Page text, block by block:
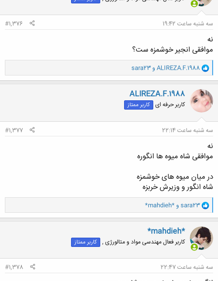
ا
سه شنبه ساعت 19:42 #1,376
نه
موافقی انجیر خوشمزه ست؟
و
ا
ک
ن
ش
ه
ا
ALIREZA.F.1988 وsara23
ALIREZA.F.1988
کاربر حرفه ای کاربر ممتاز
سه شنبه ساعت 22:14 #1,377
نه
موافقی شاه میوه ها انگوره
در میان میوه های خوشمزه
شاه انگور و وزیرش خربزه
و
ا
ک
ن
ش
ه
ا
sara23 و *mahdieh*
*mahdieh*
کاربر فعال مهندسی مواد و متالورژی , کاربر ممتاز
سه شنبه ساعت 22:47 #1,378